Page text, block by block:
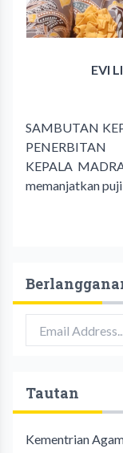
EVI
SAMBUTAN
KEPALA
memanjatkan
Tautan
Kementrian